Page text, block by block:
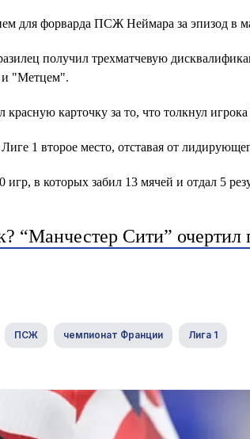
для форварда ПСЖ Неймара за эпизод в
получил трехматчевую
и "Метцем".
карточку за то, что толкнул
1 второе место, отставая от
в которых забил 13 мячей и отдал 5
“Манчестер Сити” очертил
ПСЖ чемпионат Франции Лига 1